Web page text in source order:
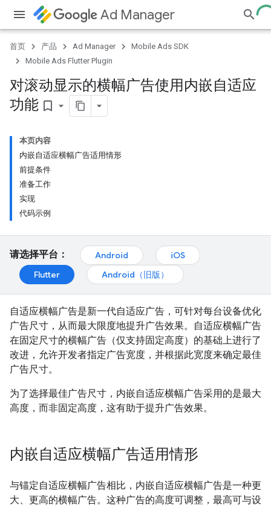
Ad Manager
首页 产品 Ad Manager
Mobile Ads SDK
Mobile Ads Flutter Plugin
对滚动显示的横幅广告使用内嵌自适应
功能 bookmark_border
本页内容
内嵌自适应横幅广告适用情形
前提条件
准备工作
实现
代码示例
请选择平台： Android
iOS
Flutter
Android（旧版）
自适应横幅广告是新一代自适应广告，可针对每台设备优化
广告尺寸，从而最大限度地提升广告效果。自适应横幅广告
在固定尺寸的横幅广告（仅支持固定高度）的基础上进行了
改进，允许开发者指定广告宽度，并根据此宽度来确定最佳
广告尺寸。
为了选择最佳广告尺寸，内嵌自适应横幅广告采用的是最大
高度，而非固定高度，这有助于提升广告效果。
内嵌自适应横幅广告适用情形
与锚定自适应横幅广告相比，内嵌自适应横幅广告是一种更
大、更高的横幅广告。这种广告的高度可调整，最高可与设